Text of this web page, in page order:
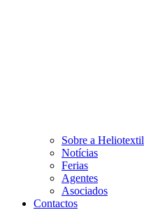
Sobre a Heliotextil
Notícias
Ferias
Agentes
Asociados
Contactos